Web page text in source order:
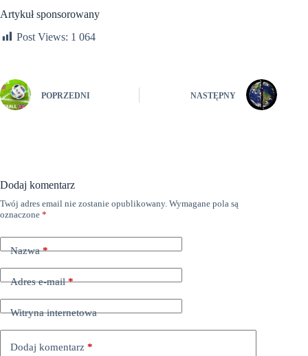
Artykuł sponsorowany
Post Views: 1 064
POPRZEDNI NASTĘPNY
Dodaj komentarz
Twój adres email nie zostanie opublikowany. Wymagane pola są
oznaczone *
Nazwa*
Adres e-mail*
Witryna internetowa
Dodaj komentarz *